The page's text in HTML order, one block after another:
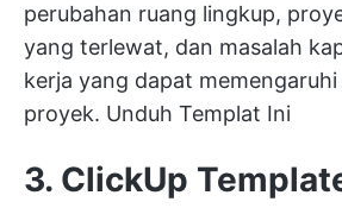
perubahan ruang lingkup,
yang terlewat, dan masalah
kerja yang dapat
proyek. Unduh Templat Ini
3. ClickUp